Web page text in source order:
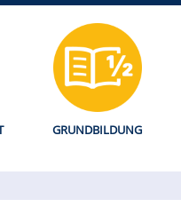
GRUNDBILDUNG